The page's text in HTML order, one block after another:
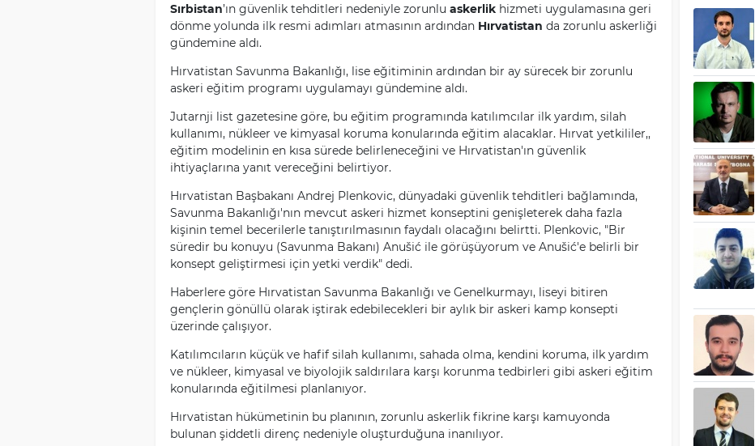
Sırbistan’ın güvenlik tehditleri nedeniyle zorunlu askerlikhizmeti uygulamasına geri
dönme yolunda ilk resmi adımları atmasının ardından Hırvatistan da zorunlu askerliği
gündemine aldı.
Hırvatistan Savunma Bakanlığı, lise eğitiminin ardından bir ay sürecek bir zorunlu
askeri eğitim programı uygulamayı gündemine aldı.
Jutarnji list gazetesine göre, bu eğitim programında katılımcılar ilk yardım, silah
kullanımı, nükleer ve kimyasal koruma konularında eğitim alacaklar. Hırvat yetkililer,,
eğitim modelinin en kısa sürede belirleneceğini ve Hırvatistan'ın güvenlik
ihtiyaçlarına yanıt vereceğini belirtiyor.
Hırvatistan Başbakanı Andrej Plenkovic, dünyadaki güvenlik tehditleri bağlamında,
Savunma Bakanlığı'nın mevcut askeri hizmet konseptini genişleterek daha fazla
kişinin temel becerilerle tanıştırılmasının faydalı olacağını belirtti. Plenkovic, "Bir
süredir bu konuyu (Savunma Bakanı) Anušić ile görüşüyorum ve Anušić'e belirli bir
konsept geliştirmesi için yetki verdik" dedi.
Haberlere göre Hırvatistan Savunma Bakanlığı ve Genelkurmayı, liseyi bitiren
gençlerin gönüllü olarak iştirak edebilecekleri bir aylık bir askeri kamp konsepti
üzerinde çalışıyor.
Katılımcıların küçük ve hafif silah kullanımı, sahada olma, kendini koruma, ilk yardım
ve nükleer, kimyasal ve biyolojik saldırılara karşı korunma tedbirleri gibi askeri eğitim
konularında eğitilmesi planlanıyor.
Hırvatistan hükümetinin bu planının, zorunlu askerlik fikrine karşı kamuyonda
bulunan şiddetli direnç nedeniyle oluşturduğuna inanılıyor.